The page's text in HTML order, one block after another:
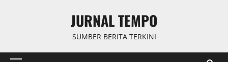
JURNAL TEMPO
SUMBER BERITA TERKINI